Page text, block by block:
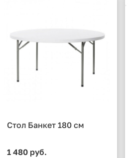
Стол Банкет 180 см
1 480 руб.